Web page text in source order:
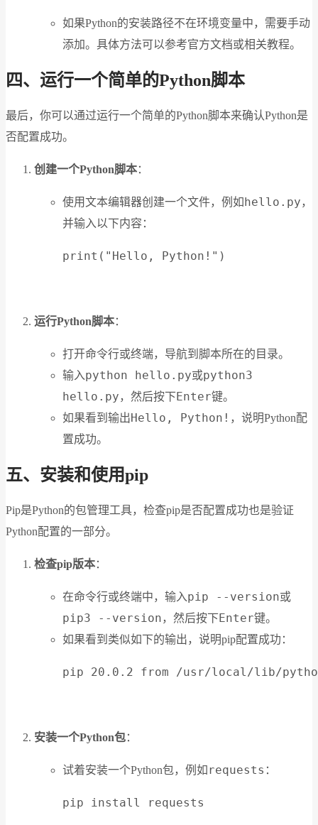
如果Python的安装路径不在环境变量中，需要手动
添加。具体方法可以参考官方文档或相关教程。
四、运行一个简单的Python脚本
最后，你可以通过运行一个简单的Python脚本来确认Python是
否配置成功。
创建一个Python脚本：
使用文本编辑器创建一个文件，例如 hello.py，
并输入以下内容：
print("Hello, Python!")
运行Python脚本：
打开命令行或终端，导航到脚本所在的目录。
输入python hello.py或python3
hello.py，然后按下Enter键。
如果看到输出Hello, Python! ，说明Python配
置成功。
五、安装和使用pip
Pip是Python的包管理工具，检查pip是否配置成功也是验证
Python配置的一部分。
检查pip版本：
在命令行或终端中，输入pip --version或
pip3 --version，然后按下Enter键。
如果看到类似如下的输出，说明pip配置成功：
pip 20.0.2 from /usr/local/lib/
安装一个Python包：
试着安装一个Python包，例如 requests ：
pip install requests